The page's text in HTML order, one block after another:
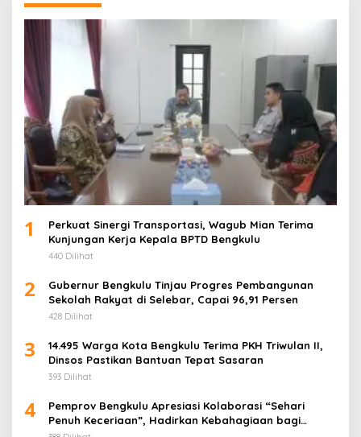
1
Perkuat Sinergi Transportasi, Wagub Mian Terima
Kunjungan Kerja Kepala BPTD Bengkulu
440 Dilihat
2
Gubernur Bengkulu Tinjau Progres Pembangunan
Sekolah Rakyat di Selebar, Capai 96,91 Persen
428 Dilihat
3
14.495 Warga Kota Bengkulu Terima PKH Triwulan II,
Dinsos Pastikan Bantuan Tepat Sasaran
393 Dilihat
4
Pemprov Bengkulu Apresiasi Kolaborasi “Sehari
Penuh Keceriaan”, Hadirkan Kebahagiaan bagi
Puluhan Anak Panti Asuhan